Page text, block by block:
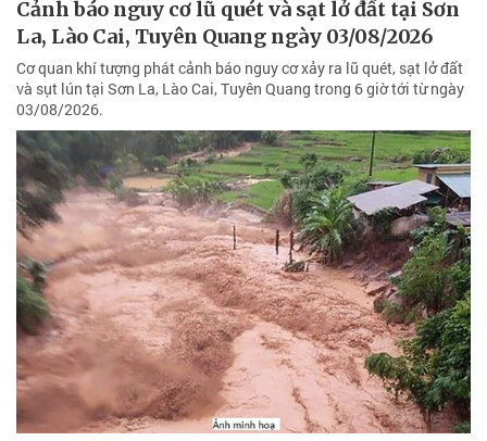
Cảnh báo nguy cơ lũ quét và sạt lở đất tại Sơn
La, Lào Cai, Tuyên Quang ngày 03/08/2026
Cơ quan khí tượng phát cảnh báo nguy cơ xảy ra lũ quét, sạt lở đất
và sụt lún tại Sơn La, Lào Cai, Tuyên Quang trong 6 giờ tới từ ngày
03/08/2026.